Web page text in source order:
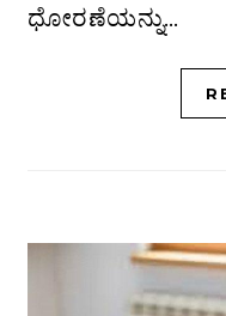
ಧೋರಣೆಯನ್ನು…